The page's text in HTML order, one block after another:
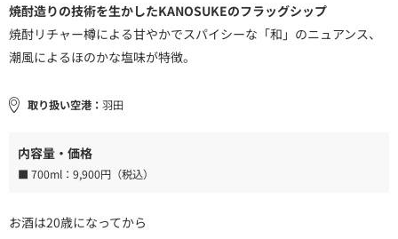
焼酎造りの技術を生かしたKANOSUKEのフラッグシップ
焼酎リチャー樽による甘やかでスパイシーな「和」のニュアンス、
潮風によるほのかな塩味が特徴。
取り扱い空港： 羽田
内容量・価格
■ 700ml： 9,900円（税込）
お酒は20歳になってから